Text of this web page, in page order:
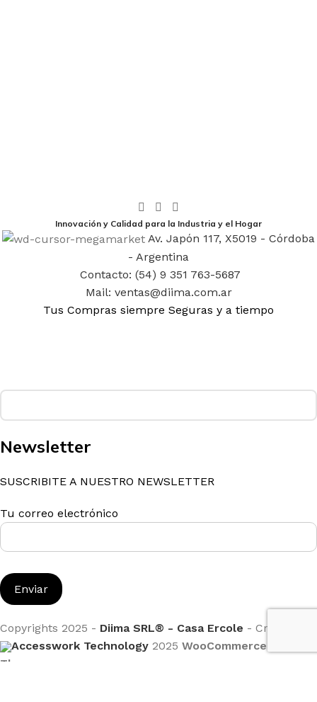
Innovación y Calidad para la Industria y el Hogar
Av. Japón 117, X5019 - Córdoba
- Argentina
Contacto: (54) 9 351 763-5687
Mail: ventas@diima.com.ar
Tus Compras siempre Seguras y a tiempo
Newsletter
SUSCRIBITE A NUESTRO NEWSLETTER
Tu correo electrónico
Copyrights 2025 - Diima SRL® - Casa Ercole - Creado por
Accesswork Technology 2025 WooCommerce
Themes